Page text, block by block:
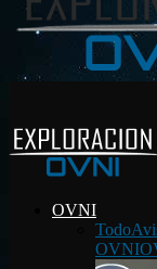
OVNI
Todo
OVNI